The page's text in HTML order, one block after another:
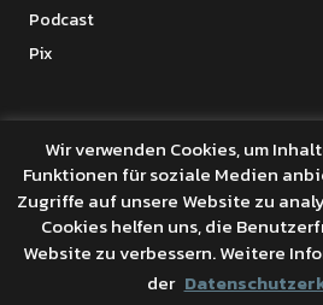
Podcast
Pix
Copyright © 2026 Benanza Online
Datenschutz
Powered by WordPress
Theme: Uku vonElmastudio
Wir verwenden Cookies, um
Funktionen für soziale Medien
Zugriffe auf unsere Website zu
Cookies helfen uns, die
Website zu verbessern. Weitere
der